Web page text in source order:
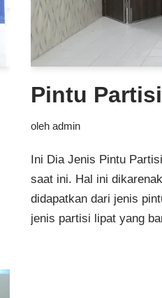
Pintu
oleh admin
Ini Dia Jenis Pintu
saat ini. Hal ini
didapatkan dari jenis
jenis partisi lipat yang